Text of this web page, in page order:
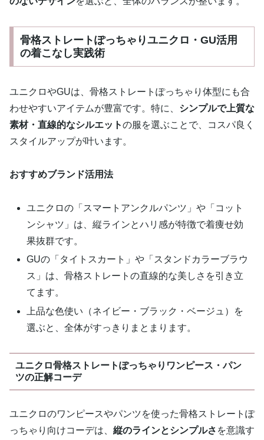
骨格ストレートぽっちゃりユニクロ・GU活用
の着こなし実践術
ユニクロやGUは、骨格ストレートぽっちゃり体型にも合
わせやすいアイテムが豊富です。特に、 シンプルで上質な
素材・直線的なシルエットの服を選ぶことで、コスパ良く
スタイルアップが叶います。
おすすめブランド活用法
ユニクロの「スマートアンクルパンツ」や「コット
ンシャツ」は、縦ラインとハリ感が特徴で着痩せ効
果抜群です。
GUの「タイトスカート」や「スタンドカラーブラウ
ス」は、骨格ストレートの直線的な美しさを引き立
てます。
上品な色使い（ネイビー・ブラック・ベージュ）を
選ぶと、全体がすっきりまとまります。
ユニクロ骨格ストレートぽっちゃりワンピース・パン
ツの正解コーデ
ユニクロのワンピースやパンツを使った骨格ストレートぽ
っちゃり向けコーデは、 縦のラインとシンプルさ を意識す